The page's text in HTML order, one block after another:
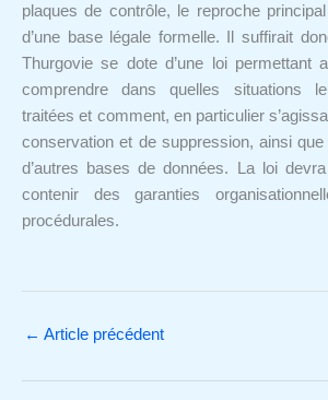
plaques de contrôle, le reproche
d’une base légale formelle. Il suffirait
Thurgovie se dote d’une loi permettant
comprendre dans quelles situations
traitées et comment, en particulier
conservation et de suppression, ainsi
d’autres bases de données. La loi
contenir des garanties
procédurales.
← Article précédent